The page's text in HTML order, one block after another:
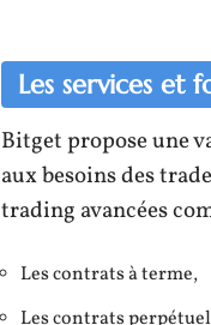
Les services et
Bitget propose une
aux besoins des
trading avancées
Les contrats à terme,
Les contrats